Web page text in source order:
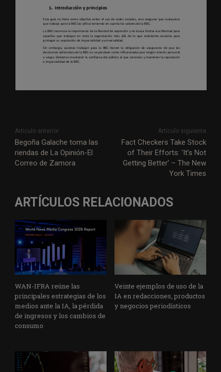
Artículo anterior
Begoña Galache toma las
riendas de La Opinión-El
Correo de Zamora
Artículo siguiente
Fact Checkers Take Stock
of Their Efforts: ‘It’s Not
Getting Better’ – The New
York Times
ARTÍCULOS RELACIONADOS
WAN-IFRA reúne las
principales estrategias de los
medios ante la IA, la pérdida
de ingresos y los cambios de
consumo
Veinte ejemplos de uso de la
IA en redacciones, productos
y negocios periodísticos